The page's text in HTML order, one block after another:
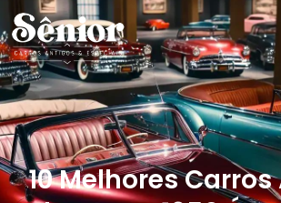
10 Melhores